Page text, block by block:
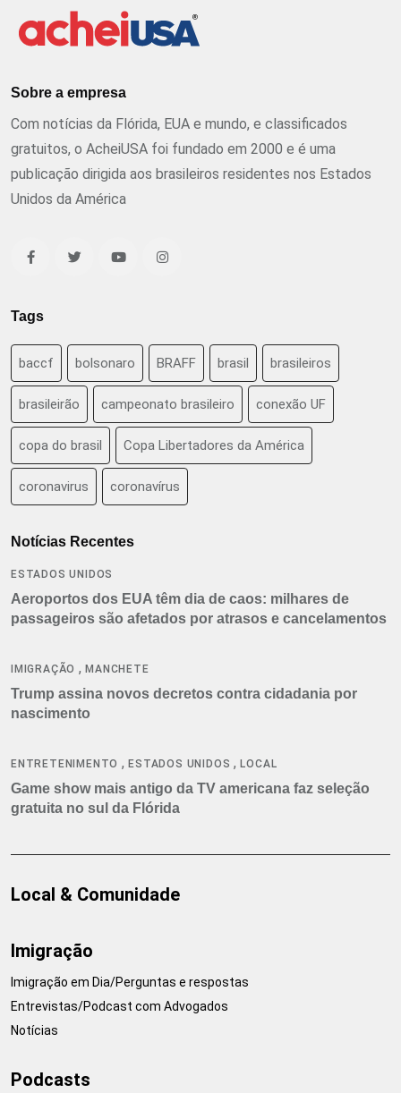
Sobre a empresa
Com notícias da Flórida, EUA e mundo, e classificados
gratuitos, o AcheiUSA foi fundado em 2000 e é uma
publicação dirigida aos brasileiros residentes nos Estados
Unidos da América
Tags
baccf bolsonaro BRAFF brasil brasileiros
brasileirão campeonato brasileiro conexão UF
copa do brasil Copa Libertadores da América
coronavirus coronavírus
Notícias Recentes
ESTADOS UNIDOS
Aeroportos dos EUA têm dia de caos: milhares de
passageiros são afetados por atrasos e cancelamentos
IMIGRAÇÃO ,MANCHETE
Trump assina novos decretos contra cidadania por
nascimento
ENTRETENIMENTO ,ESTADOS UNIDOS ,LOCAL
Game show mais antigo da TV americana faz seleção
gratuita no sul da Flórida
Local & Comunidade
Imigração
Imigração em Dia/Perguntas e respostas
Entrevistas/Podcast com Advogados
Notícias
Podcasts